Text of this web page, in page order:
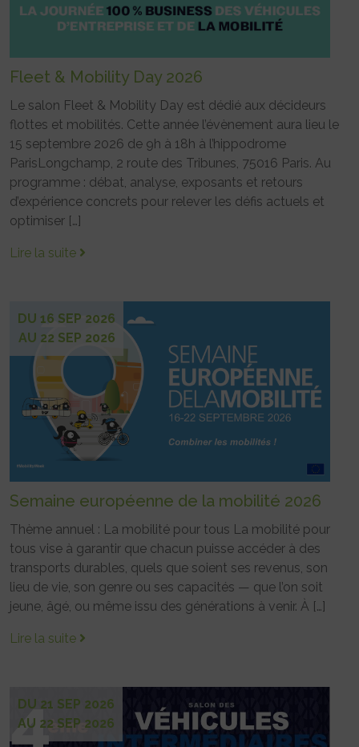
Fleet & Mobility Day 2026
Le salon Fleet & Mobility Day est dédié aux décideurs
flottes et mobilités. Cette année l’évènement aura lieu le
15 septembre 2026 de 9h à 18h à l’hippodrome
ParisLongchamp, 2 route des Tribunes, 75016 Paris. Au
programme : débat, analyse, exposants et retours
d’expérience concrets pour relever les défis actuels et
optimiser […]
Lire la suite
DU 16 SEP 2026
AU 22 SEP 2026
Semaine européenne de la mobilité 2026
Thème annuel : La mobilité pour tous La mobilité pour
tous vise à garantir que chacun puisse accéder à des
transports durables, quels que soient ses revenus, son
lieu de vie, son genre ou ses capacités — que l’on soit
jeune, âgé, ou même issu des générations à venir. À […]
Lire la suite
DU 21 SEP 2026
AU 22 SEP 2026